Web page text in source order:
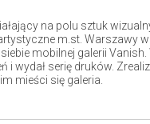
na polu sztuk
m.st. Warszawy
mobilnej galerii
i wydał serię druków.
mieści się galeria.